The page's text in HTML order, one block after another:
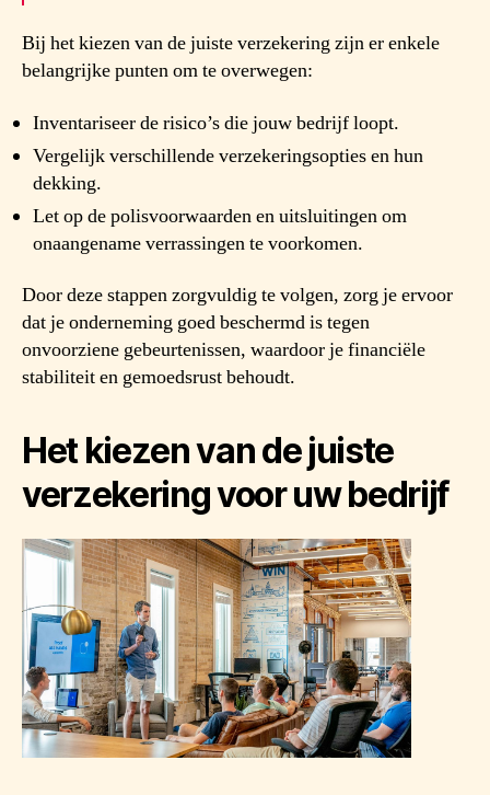
Bij het kiezen van de juiste verzekering zijn er enkele
belangrijke punten om te overwegen:
Inventariseer de risico’s die jouw bedrijf loopt.
Vergelijk verschillende verzekeringsopties en hun
dekking.
Let op de polisvoorwaarden en uitsluitingen om
onaangename verrassingen te voorkomen.
Door deze stappen zorgvuldig te volgen, zorg je ervoor
dat je onderneming goed beschermd is tegen
onvoorziene gebeurtenissen, waardoor je financiële
stabiliteit en gemoedsrust behoudt.
Het kiezen van de juiste
verzekering voor uw bedrijf